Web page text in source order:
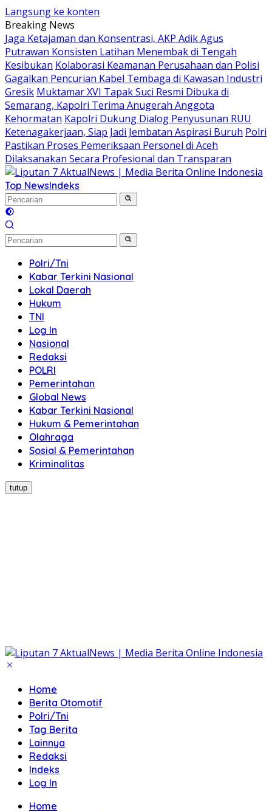
Langsung ke konten
Breaking News
Jaga Ketajaman dan Konsentrasi, AKP Adik Agus
Putrawan Konsisten Latihan Menembak di Tengah
Kesibukan Kolaborasi Keamanan Perusahaan dan Polisi
Gagalkan Pencurian Kabel Tembaga di Kawasan Industri
Gresik Muktamar XVI Tapak Suci Resmi Dibuka di
Semarang, Kapolri Terima Anugerah Anggota
Kehormatan Kapolri Dukung Dialog Penyusunan RUU
Ketenagakerjaan, Siap Jadi Jembatan Aspirasi Buruh Polri
Pastikan Proses Pemeriksaan Personel di Aceh
Dilaksanakan Secara Profesional dan Transparan
Top NewsIndeks
Polri/Tni
Kabar Terkini Nasional
Lokal Daerah
Hukum
TNI
Log In
Nasional
Redaksi
POLRI
Pemerintahan
Global News
Kabar Terkini Nasional
Hukum & Pemerintahan
Olahraga
Sosial & Pemerintahan
Kriminalitas
tutup
Home
Berita Otomotif
Polri/Tni
Tag Berita
Lainnya
Redaksi
Indeks
Log In
Home